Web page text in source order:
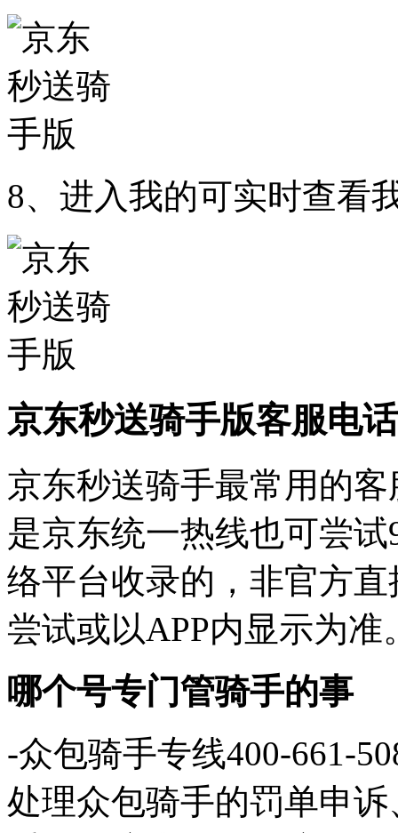
8、进入我的可实时查看
京东秒送骑手版客服电
京东秒送骑手最常用的
是京东统一热线也可尝
络平台收录的，‌非官方
尝试或以APP内显示为准
哪个号专门管骑手的事
‌-众包骑手专线400-661-
处理众包骑手的罚单申